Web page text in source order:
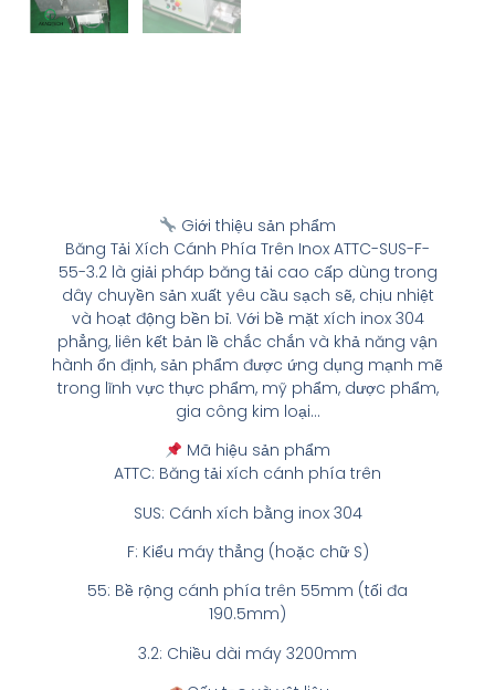
Giới thiệu sản phẩm
Băng Tải Xích Cánh Phía Trên Inox ATTC-SUS-F-
55-3.2 là giải pháp băng tải cao cấp dùng trong
dây chuyền sản xuất yêu cầu sạch sẽ, chịu nhiệt
và hoạt động bền bỉ. Với bề mặt xích inox 304
phẳng, liên kết bản lề chắc chắn và khả năng vận
hành ổn định, sản phẩm được ứng dụng mạnh mẽ
trong lĩnh vực thực phẩm, mỹ phẩm, dược phẩm,
gia công kim loại…
Mã hiệu sản phẩm
ATTC: Băng tải xích cánh phía trên
SUS: Cánh xích bằng inox 304
F: Kiểu máy thẳng (hoặc chữ S)
55: Bề rộng cánh phía trên 55mm (tối đa
190.5mm)
3.2: Chiều dài máy 3200mm